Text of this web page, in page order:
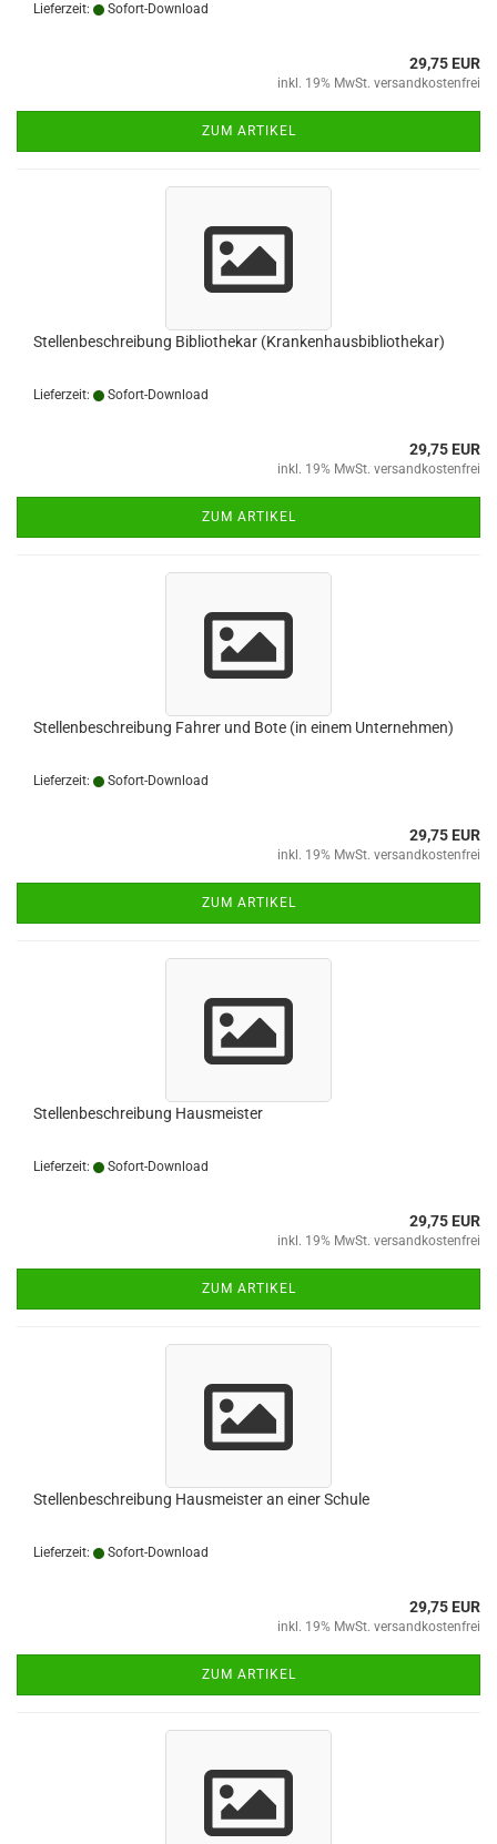
Lieferzeit: Sofort-Download
29,75 EUR
inkl. 19% MwSt. versandkostenfrei
ZUM ARTIKEL
Stellenbeschreibung Bibliothekar (Krankenhausbibliothekar)
Lieferzeit: Sofort-Download
29,75 EUR
inkl. 19% MwSt. versandkostenfrei
ZUM ARTIKEL
Stellenbeschreibung Fahrer und Bote (in einem Unternehmen)
Lieferzeit: Sofort-Download
29,75 EUR
inkl. 19% MwSt. versandkostenfrei
ZUM ARTIKEL
Stellenbeschreibung Hausmeister
Lieferzeit: Sofort-Download
29,75 EUR
inkl. 19% MwSt. versandkostenfrei
ZUM ARTIKEL
Stellenbeschreibung Hausmeister an einer Schule
Lieferzeit: Sofort-Download
29,75 EUR
inkl. 19% MwSt. versandkostenfrei
ZUM ARTIKEL